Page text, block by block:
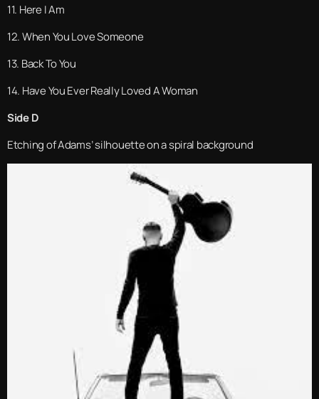
11. Here I Am
12. When You Love Someone
13. Back To You
14. Have You Ever Really Loved A Woman
Side D
Etching of Adams’ silhouette on a spiral background